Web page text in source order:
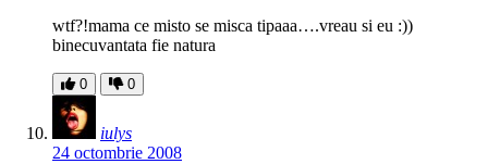
wtf?!mama ce misto se misca tipaaa….vreau si eu :))
binecuvantata fie natura
0 0
iulys
24 octombrie 2008